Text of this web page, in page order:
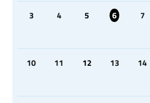
3 4 5 6 7
10 11 12 13 14